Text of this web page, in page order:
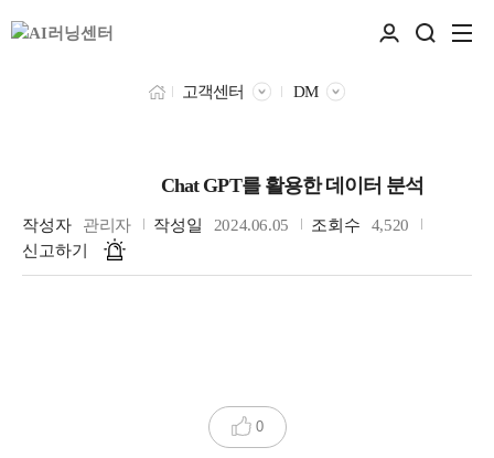
고객센터 DM
Chat GPT를 활용한 데이터 분석
작성자 관리자 작성일 2024.06.05 조회수
4,520
신고하기
0